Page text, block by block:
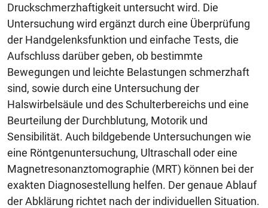
Druckschmerzhaftigkeit untersucht wird. Die
Untersuchung wird ergänzt durch eine Überprüfung
der Handgelenksfunktion und einfache Tests, die
Aufschluss darüber geben, ob bestimmte
Bewegungen und leichte Belastungen schmerzhaft
sind, sowie durch eine Untersuchung der
Halswirbelsäule und des Schulterbereichs und eine
Beurteilung der Durchblutung, Motorik und
Sensibilität. Auch bildgebende Untersuchungen wie
eine Röntgenuntersuchung, Ultraschall oder eine
Magnetresonanztomographie (MRT) können bei der
exakten Diagnosestellung helfen. Der genaue Ablauf
der Abklärung richtet nach der individuellen Situation.